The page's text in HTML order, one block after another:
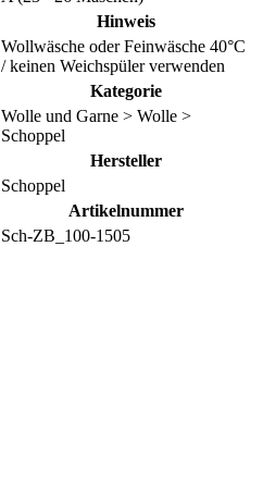
Hinweis
Wollwäsche oder Feinwäsche 40°C
/ keinen Weichspüler verwenden
Kategorie
Wolle und Garne > Wolle >
Schoppel
Hersteller
Schoppel
Artikelnummer
Sch-ZB_100-1505